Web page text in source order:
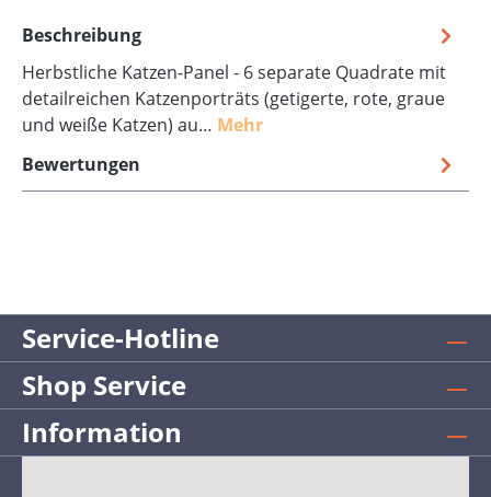
Beschreibung
Herbstliche Katzen-Panel - 6 separate Quadrate mit
detailreichen Katzenporträts (getigerte, rote, graue
und weiße Katzen) au… Mehr
Bewertungen
Service-Hotline
Shop Service
Information